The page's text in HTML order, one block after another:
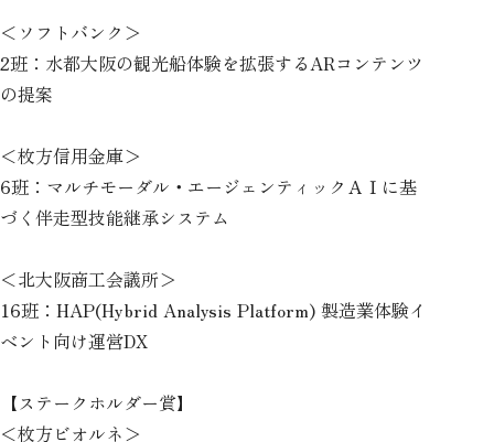
＜ソフトバンク＞
2班：水都大阪の観光船体験を拡張するARコンテンツ
の提案
＜枚方信用金庫＞
6班：マルチモーダル・エージェンティックＡＩに基
づく伴走型技能継承システム
＜北大阪商工会議所＞
16班：HAP(Hybrid Analysis Platform) 製造業体験イ
ベント向け運営DX
【ステークホルダー賞】
＜枚方ビオルネ＞